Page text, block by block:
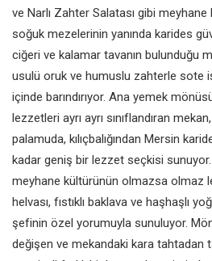
ve Narlı Zahter Salatası gibi
soğuk mezelerinin yanında karides
ciğeri ve kalamar tavanın bulunduğu
usulü oruk ve humuslu zahterle sote
içinde barındırıyor. Ana yemek
lezzetleri ayrı ayrı sınıflandıran
palamuda, kılıçbalığından Mersin
kadar geniş bir lezzet seçkisi
meyhane kültürünün olmazsa olmaz
helvası, fıstıklı baklava ve haşhaşlı
şefinin özel yorumuyla sunuluyor.
değişen ve mekandaki kara tahtadan